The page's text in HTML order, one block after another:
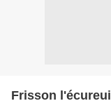
Frisson